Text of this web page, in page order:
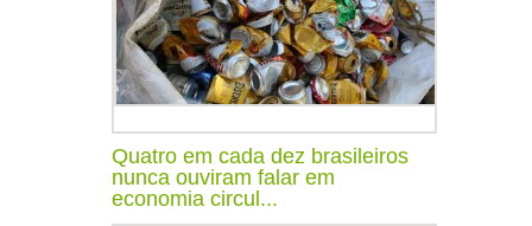
Quatro em cada dez brasileiros
nunca ouviram falar em
economia circul...